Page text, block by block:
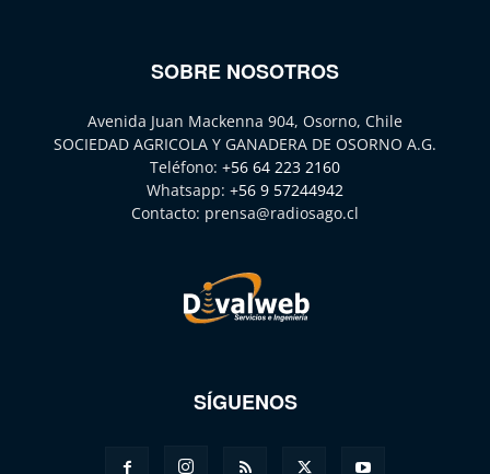
SOBRE NOSOTROS
Avenida Juan Mackenna 904, Osorno, Chile
SOCIEDAD AGRICOLA Y GANADERA DE OSORNO A.G.
Teléfono: +56 64 223 2160
Whatsapp: +56 9 57244942
Contacto: prensa@radiosago.cl
SÍGUENOS